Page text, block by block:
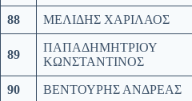
88 ΜΕΛΙΔΗΣ ΧΑΡΙΛΑΟΣ
89
ΠΑΠΑΔΗΜΗΤΡΙΟΥ
ΚΩΝΣΤΑΝΤΙΝΟΣ
90 ΒΕΝΤΟΥΡΗΣ ΑΝΔΡΕΑΣ